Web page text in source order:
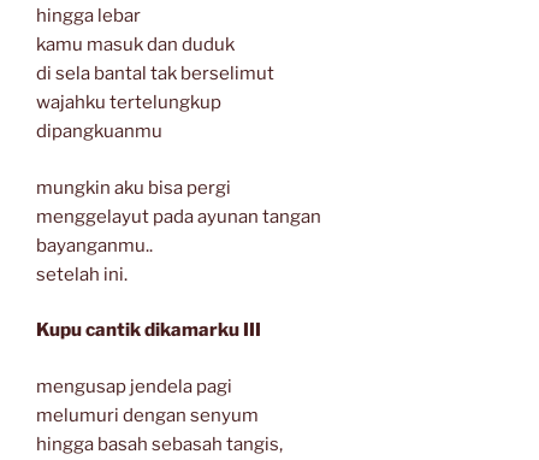
hingga lebar
kamu masuk dan duduk
di sela bantal tak berselimut
wajahku tertelungkup
dipangkuanmu
mungkin aku bisa pergi
menggelayut pada ayunan tangan
bayanganmu..
setelah ini.
Kupu cantik dikamarku III
mengusap jendela pagi
melumuri dengan senyum
hingga basah sebasah tangis,